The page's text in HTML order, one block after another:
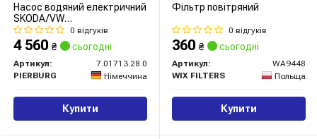
Насос водяний електричний
SKODA/VW
Octavia,Yeti,Caddy,Golf 1,6-
2,0TDI
0 відгуків
4 560 ₴ сьогодні
Артикул:
7.01713.28.0
PIERBURG
Німеччина
Купити
Фільтр повітряний
0 відгуків
360 ₴ сьогодні
Артикул:
WA9448
WIX FILTERS
Польща
Купити